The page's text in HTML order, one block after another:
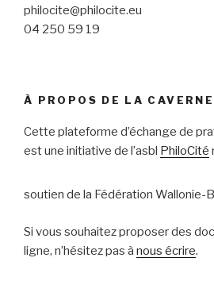
philocite@philocite.eu
04 250 59 19
À PROPOS DE LA CAVERNE
Cette plateforme d’échange de
est une initiative de l’asbl PhiloCité
soutien de la Fédération Wallonie-
Si vous souhaitez proposer des
ligne, n’hésitez pas à nous écrire.